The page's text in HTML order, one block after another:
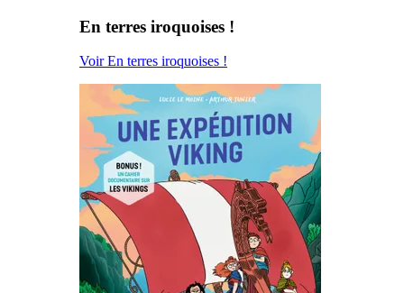
En terres iroquoises !
Voir En terres iroquoises !